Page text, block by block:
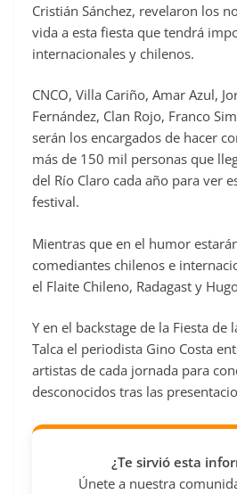
Cristián Sánchez, revelaron los
vida a esta fiesta que tendrá
internacionales y chilenos.
CNCO, Villa Cariño, Amar Azul,
Fernández, Clan Rojo, Franco
serán los encargados de hacer
más de 150 mil personas que
del Río Claro cada año para ver
festival.
Mientras que en el humor
comediantes chilenos e
el Flaite Chileno, Radagast y
Y en el backstage de la Fiesta de
Talca el periodista Gino Costa
artistas de cada jornada para
desconocidos tras las
¿Te sirvió esta
Únete a nuestra